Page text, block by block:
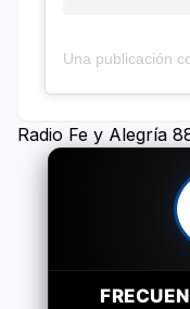
Radio Fe y Alegría